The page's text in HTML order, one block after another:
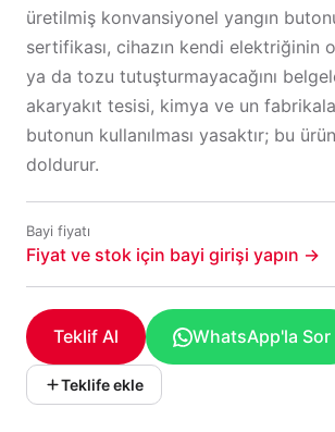
üretilmiş konvansiyonel yangın
sertifikası, cihazın kendi elektriğinin
ya da tozu tutuşturmayacağını
akaryakıt tesisi, kimya ve un
butonun kullanılması yasaktır; bu
doldurur.
Bayi fiyatı
Fiyat ve stok için bayi girişi yapın →
Teklif Al WhatsApp'la Sor
Teklife ekle